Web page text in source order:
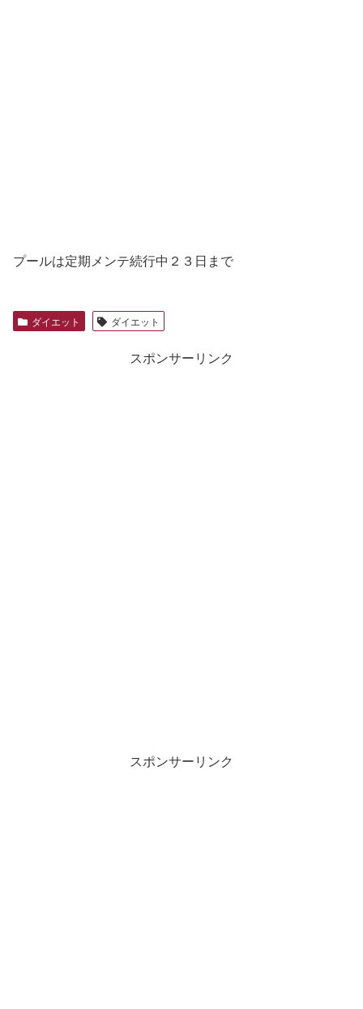
プールは定期メンテ続行中２３日まで
ダイエット ダイエット
スポンサーリンク
スポンサーリンク